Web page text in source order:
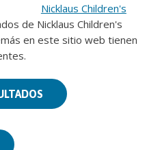
Nicklaus Children's
de Nicklaus Children's
en este sitio web tienen